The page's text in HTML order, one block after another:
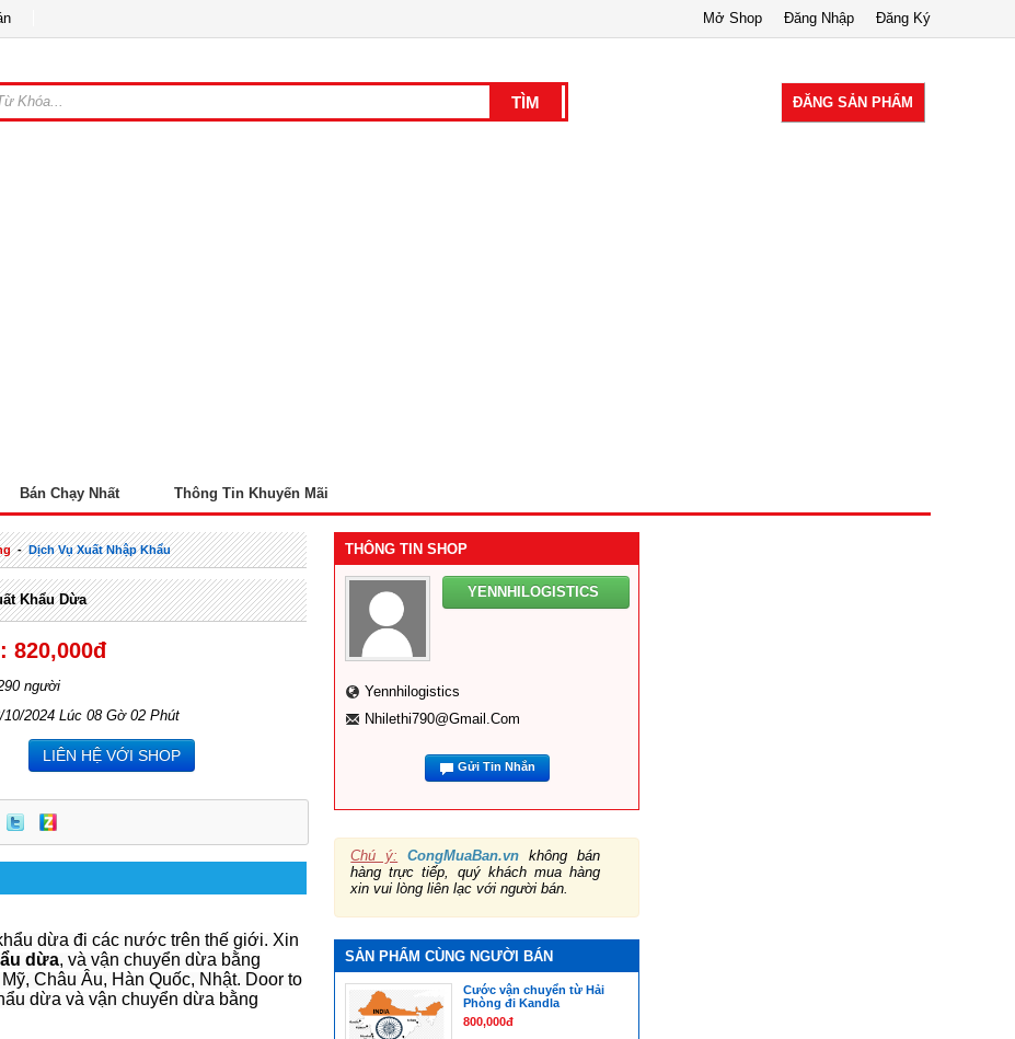
Đăng Ký
Đăng Nhập
Mở Shop
ĐĂNG SẢN PHẨM
Bán Chạy Nhất Thông Tin Khuyến Mãi
-Dịch Vụ Xuất Nhập Khẩu
Khẩu Dừa
820,000đ
người
10/2024 Lúc 08 Gờ 02 Phút
LIÊN HỆ VỚI SHOP
dừa đi các nước trên thế giới. Xin
dừa, và vận chuyển dừa bằng
Châu Âu, Hàn Quốc, Nhật. Door to
dừa và vận chuyển dừa bằng
THÔNG TIN SHOP
YENNHILOGISTICS
Yennhilogistics
Nhilethi790@gmail.com
Gửi Tin Nhắn
Chú ý: CongMuaBan.vn không bán
hàng trực tiếp, quý khách mua hàng
xin vui lòng liên lạc với người bán.
SẢN PHẨM CÙNG NGƯỜI BÁN
Cước vận chuyển từ Hải
Phòng đi Kandla
800,000đ